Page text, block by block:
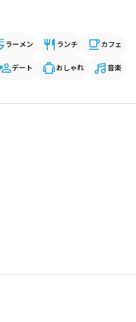
ラーメン ランチ カフェ
デート おしゃれ 音楽